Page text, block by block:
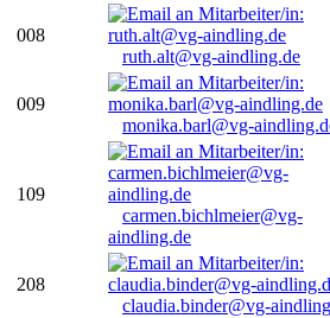
008
ruth.alt@vg-aindling.de
009
monika.barl@vg-
109
carmen.bichlmeier@vg-
aindling.de
208
claudia.binder@vg-